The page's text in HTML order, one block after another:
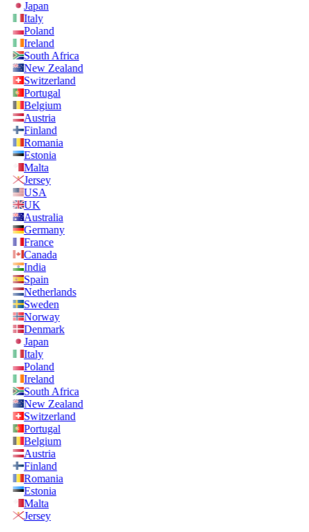
Japan
Italy
Poland
Ireland
South Africa
New Zealand
Switzerland
Portugal
Belgium
Austria
Finland
Romania
Estonia
Malta
Jersey
USA
UK
Australia
Germany
France
Canada
India
Spain
Netherlands
Sweden
Norway
Denmark
Japan
Italy
Poland
Ireland
South Africa
New Zealand
Switzerland
Portugal
Belgium
Austria
Finland
Romania
Estonia
Malta
Jersey